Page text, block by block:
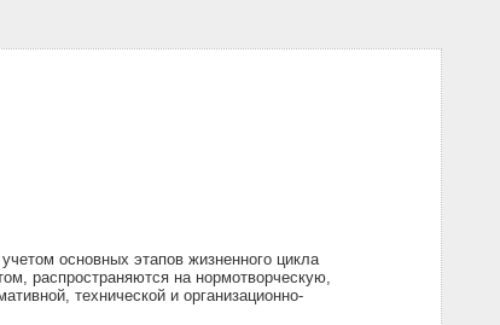
основных этапов жизненного цикла
распространяются на нормотворческую,
технической и организационно-